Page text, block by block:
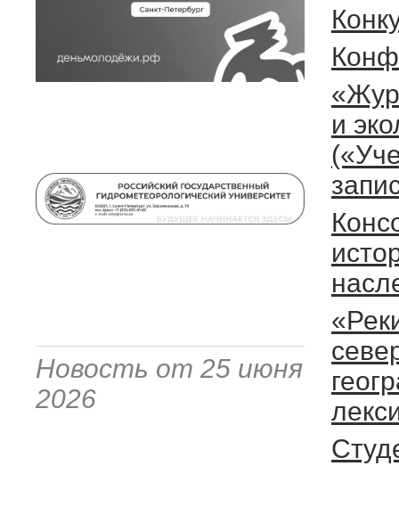
Новость от 25 июня
2026
и